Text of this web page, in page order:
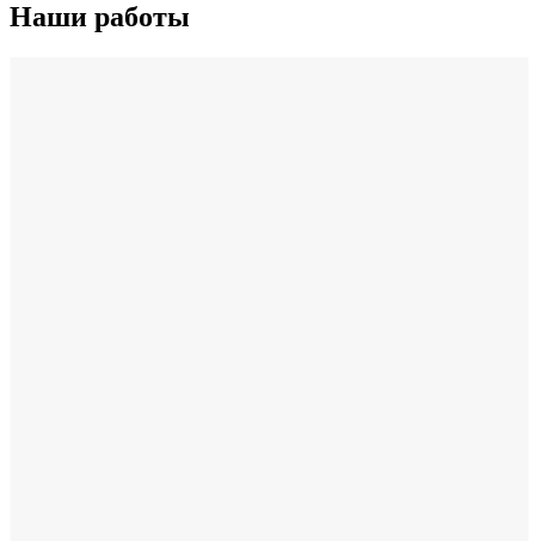
Наши работы